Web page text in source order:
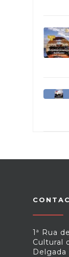
1ª Rua
Cultural
Delgada